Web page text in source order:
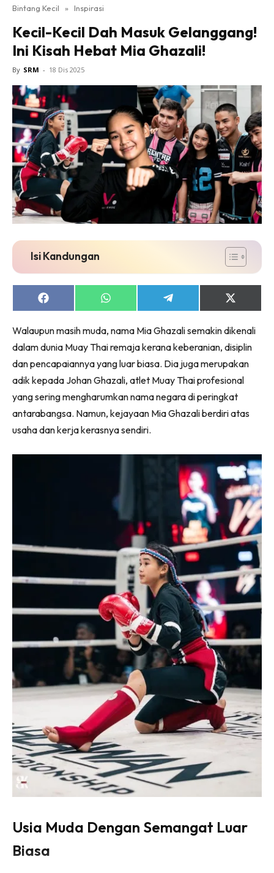
Bintang Kecil » Inspirasi
Kecil-Kecil Dah Masuk Gelanggang!
Ini Kisah Hebat Mia Ghazali!
By SRM - 18 Dis 2025
Isi Kandungan
Share
on
Share
on
Share
on
Share
on
(Twitter)
Walaupun masih muda, nama Mia Ghazali semakin dikenali
dalam dunia Muay Thai remaja kerana keberanian, disiplin
dan pencapaiannya yang luar biasa. Dia juga merupakan
adik kepada Johan Ghazali, atlet Muay Thai profesional
yang sering mengharumkan nama negara di peringkat
antarabangsa. Namun, kejayaan Mia Ghazali berdiri atas
usaha dan kerja kerasnya sendiri.
Usia Muda Dengan Semangat Luar
Biasa